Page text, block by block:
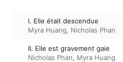
I. Elle était descendue
Myra Huang, Nicholas Phan
II. Elle est gravement gaie
Nicholas Phan, Myra Huang